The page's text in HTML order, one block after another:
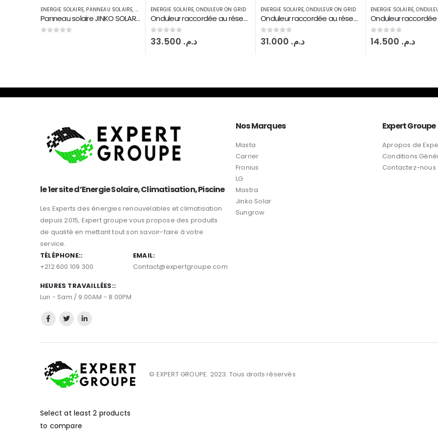
POMPAGE SOLAIRE
ENERGIE SOLAIRE, ONDULEUR ON GRID
Onduleur raccordée au réseau Fronius symo 20 KW injection on grid 2 MPPT
ENERGIE SOLAIRE,ONDULEUR ON GRID
Onduleur raccordée au réseau Fronius symo 12,5 KW injection on grid 2 MPPT
0sur 5 د.م. 31.000
ENERGIE SOLAIRE,ONDULEUR ON GRID
Onduleur raccordée au réseau Fronius Primo 3KW 2 MPPT
0sur 5 د.م.14.500
ENERGIE SOLAIRE,
0 sur 5 د.م.
le 1er site d’Energie Solaire, Climatisation, Piscine
Les Experts des énergies renouvelables et climatisation
depuis 2015, Expert groupe vous propose des produits
de qualité en mettant tout son savoir-faire à votre
service.
TÉLÉPHONE::
+212 600 109 300
EMAIL:
Contact@expertgroupe.com
HEURES TRAVAILLÉES::
Lun - Sam / 9:00AM - 8:00PM
Nos Marques
Masta
Carrier
Fronius
LG
Mastra
Jinko Solar
Sungrow
Expert Groupe
Apropos de
Conditions
Contactez-nous
© EXPERT GROUPE. 2023. Tous droits réservés
Select at least 2 products
to compare